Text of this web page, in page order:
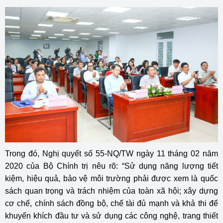
Trong đó, Nghị quyết số 55-NQ/TW ngày 11 tháng 02 năm
2020 của Bộ Chính trị nêu rõ: “Sử dụng năng lượng tiết
kiệm, hiệu quả, bảo vệ môi trường phải được xem là quốc
sách quan trọng và trách nhiệm của toàn xã hội; xây dựng
cơ chế, chính sách đồng bộ, chế tài đủ mạnh và khả thi để
khuyến khích đầu tư và sử dụng các công nghệ, trang thiết